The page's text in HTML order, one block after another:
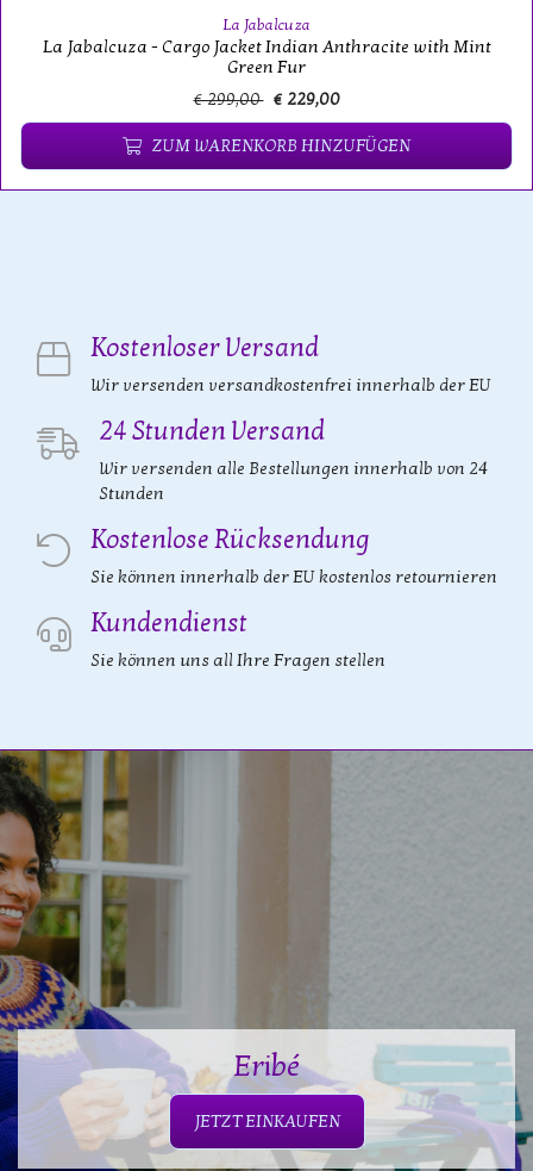
La Jabalcuza
La Jabalcuza - Cargo Jacket Indian Anthracite with Mint
Green Fur
€ 299,00 € 229,00
ZUM WARENKORB HINZUFÜGEN
Kostenloser Versand
Wir versenden versandkostenfrei innerhalb der EU
24 Stunden Versand
Wir versenden alle Bestellungen innerhalb von 24
Stunden
Kostenlose Rücksendung
Sie können innerhalb der EU kostenlos retournieren
Kundendienst
Sie können uns all Ihre Fragen stellen
Eribé
JETZT EINKAUFEN